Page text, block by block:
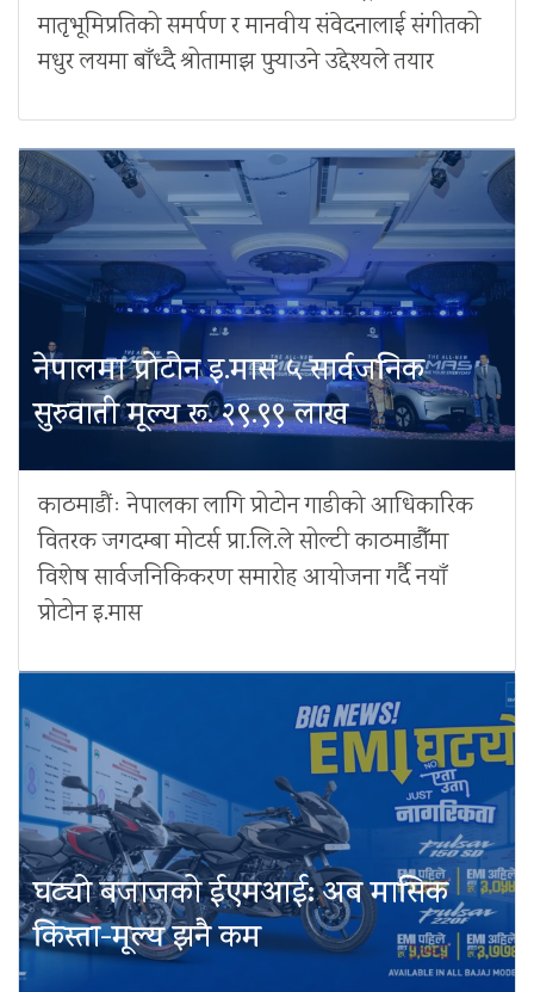
मातृभूमिप्रतिको समर्पण र मानवीय संवेदनालाई संगीतको
मधुर लयमा बाँध्दै श्रोतामाझ पुर्‍याउने उद्देश्यले तयार
नेपालमा प्रोटोन इ.मास ५ सार्वजनिक
सुरुवाती मूल्य रू. २९.९९ लाख
काठमाडौंः नेपालका लागि प्रोटोन गाडीको आधिकारिक
वितरक जगदम्बा मोटर्स प्रा.लि.ले सोल्टी काठमाडौँमा
विशेष सार्वजनिकिकरण समारोह आयोजना गर्दै नयाँ
प्रोटोन इ.मास
घट्यो बजाजको ईएमआई: अब मासिक
किस्ता-मूल्य झनै कम